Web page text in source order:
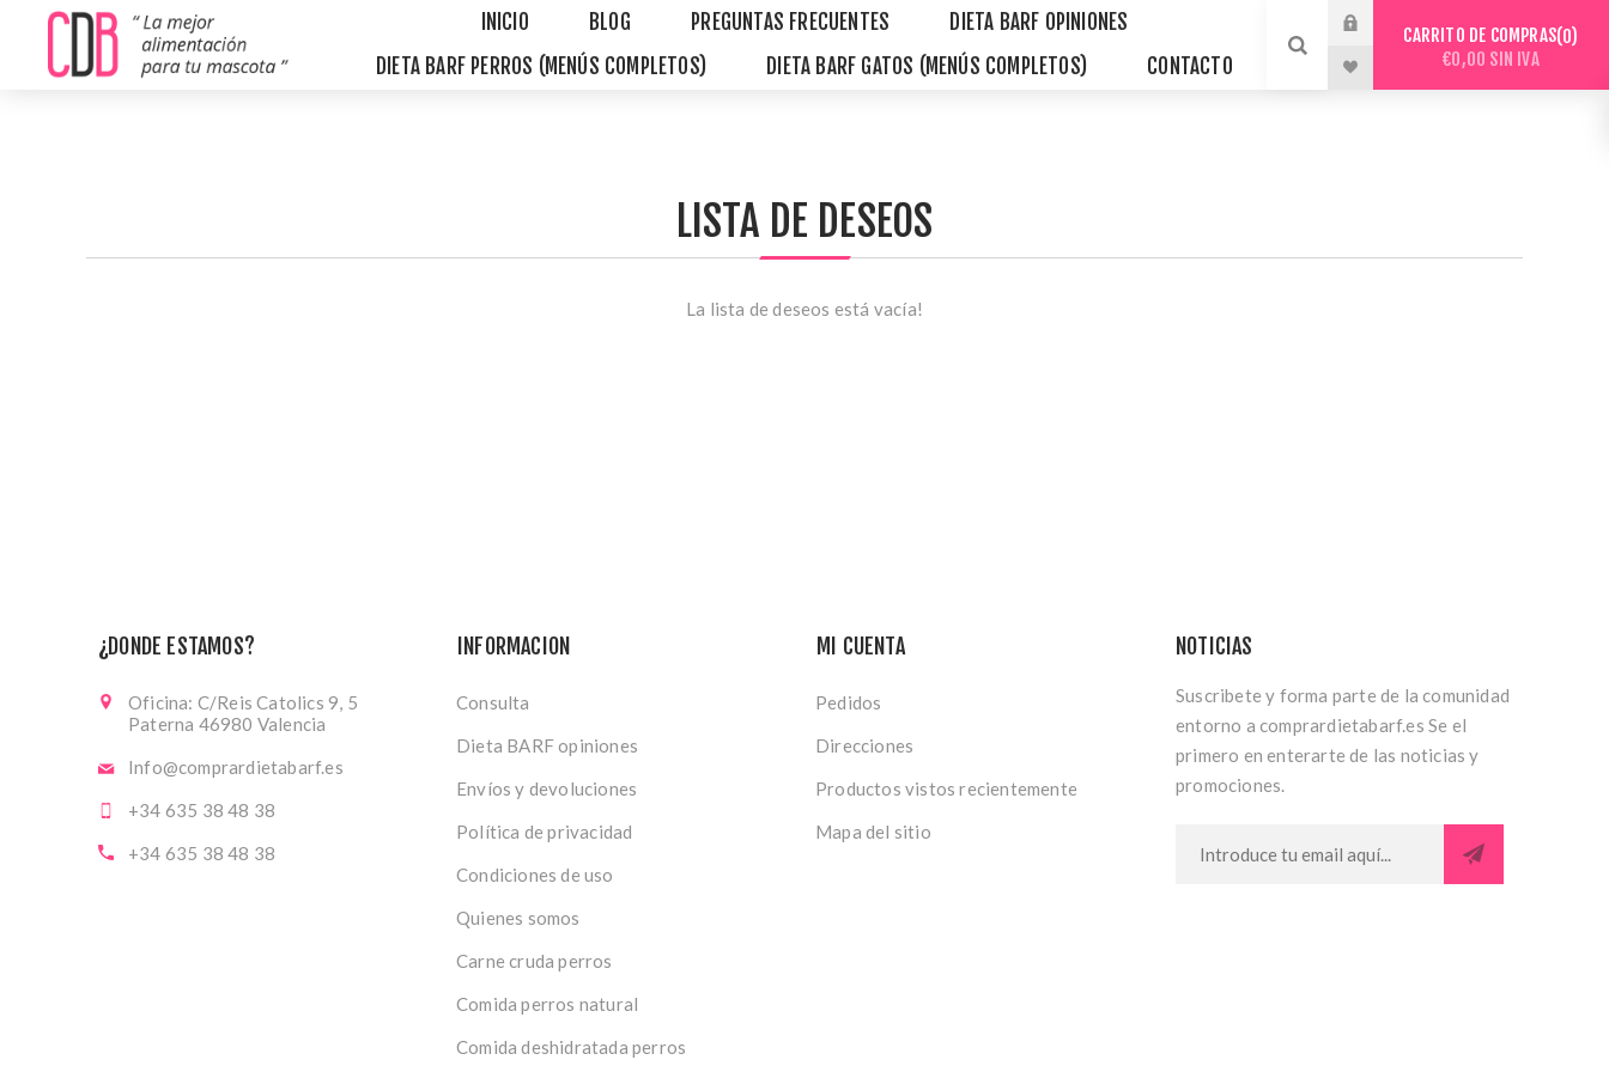
INICIO BLOG PREGUNTAS FRECUENTES
DIETA BARF OPINIONES
DIETA BARF PERROS (MENÚS COMPLETOS)
DIETA BARF GATOS (MENÚS COMPLETOS) CONTACTO
CARRITO DE COMPRAS 0
€0,00 SIN IVA
LISTA DE DESEOS
La lista de deseos está vacía!
¿DONDE ESTAMOS?
Oficina: C/Reis Catolics 9, 5
Paterna 46980 Valencia
Info@comprardietabarf.es
+34 635 38 48 38
+34 635 38 48 38
INFORMACION
Consulta
Dieta BARF opiniones
Envíos y devoluciones
Política de privacidad
Condiciones de uso
Quienes somos
Carne cruda perros
Comida perros natural
Comida deshidratada perros
MI CUENTA
Pedidos
Direcciones
Productos vistos recientemente
Mapa del sitio
NOTICIAS
Suscribete y forma parte de la comunidad
entorno a comprardietabarf.es Se el
primero en enterarte de las noticias y
promociones.